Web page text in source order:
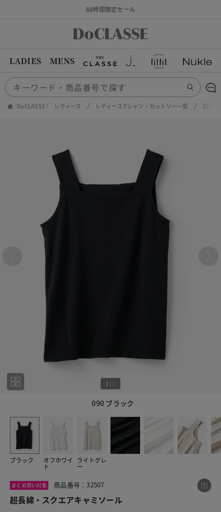
88時間限定セール
LADIES MENS
DoCLASSE レディース レディース Tシャツ・カットソー一覧 超長
090 ブラック
1 | 7
ブラック オフホワイ
ト
ライトグレ
ー
まとめ買い対象 商品番号：32507
超長綿・スクエアキャミソール
この商品をシェアする
超長綿・スクエアキャミソール